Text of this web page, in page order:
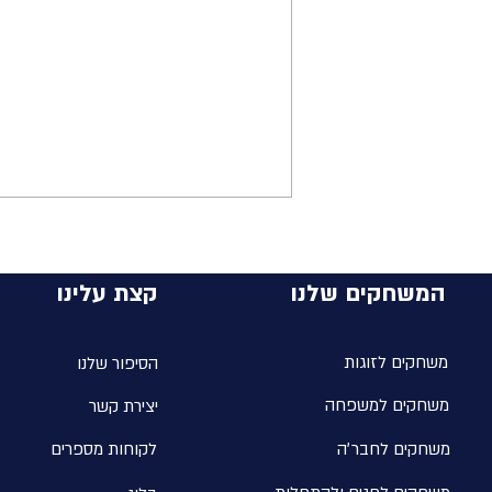
מי באמת מקבל את ההחלטות בחיים
קצת עלינו
הסיפור שלנו
יצירת קשר
לקוחות מספרים
המשחקים שלנו
משחקים לזוגות
משחקים למשפחה
משחקים לחבר׳ה